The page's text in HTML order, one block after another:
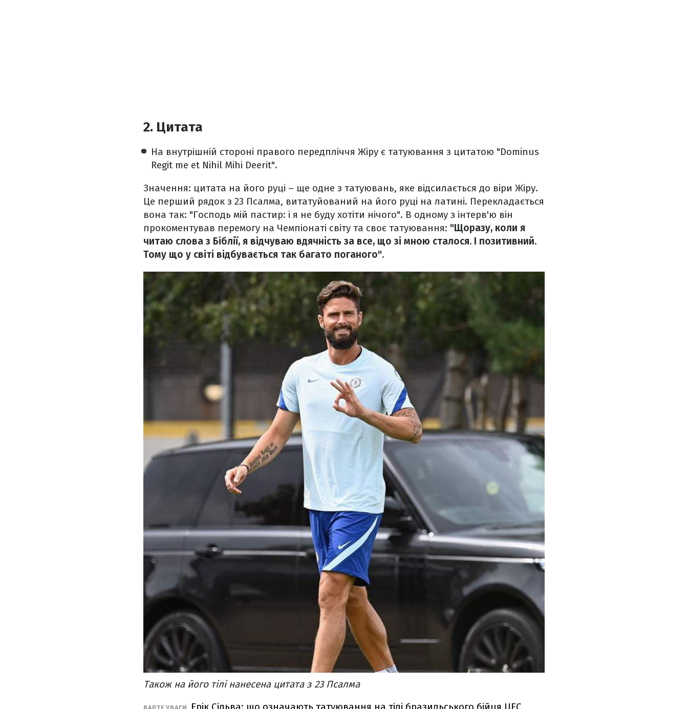
2. Цитата
На внутрішній стороні правого передпліччя Жіру є татуювання з цитатою "Dominus
Regit me et Nihil Mihi Deerit".
Значення: цитата на його руці – ще одне з татуювань, яке відсилається до віри Жіру.
Це перший рядок з 23 Псалма, витатуйований на його руці на латині. Перекладається
вона так: "Господь мій пастир: і я не буду хотіти нічого". В одному з інтерв'ю він
прокоментував перемогу на Чемпіонаті світу та своє татуювання: "Щоразу, коли я
читаю слова з Біблії, я відчуваю вдячність за все, що зі мною сталося. І позитивний.
Тому що у світі відбувається так багато поганого".
Також на його тілі нанесена цитата з 23 Псалма
Ерік Сільва: що означають татуювання на тілі бразильського бійця UFC